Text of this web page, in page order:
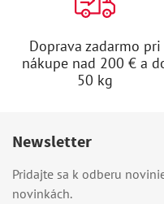
Doprava zadarmo pri
nákupe nad 200 € a
50 kg
Newsletter
Pridajte sa k odberu
novinkách.